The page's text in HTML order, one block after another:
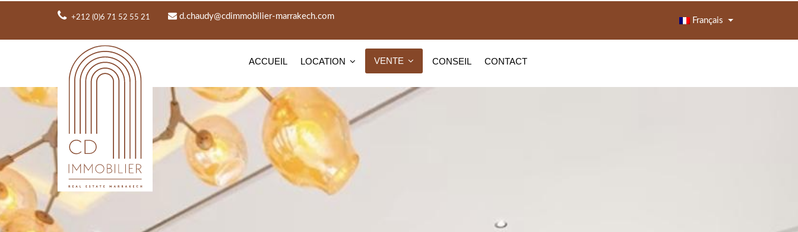
+212 (0)6 71 52 55 21 d.chaudy@cdimmobilier-marrakech.com Français
ACCUEIL LOCATION VENTE CONSEIL CONTACT